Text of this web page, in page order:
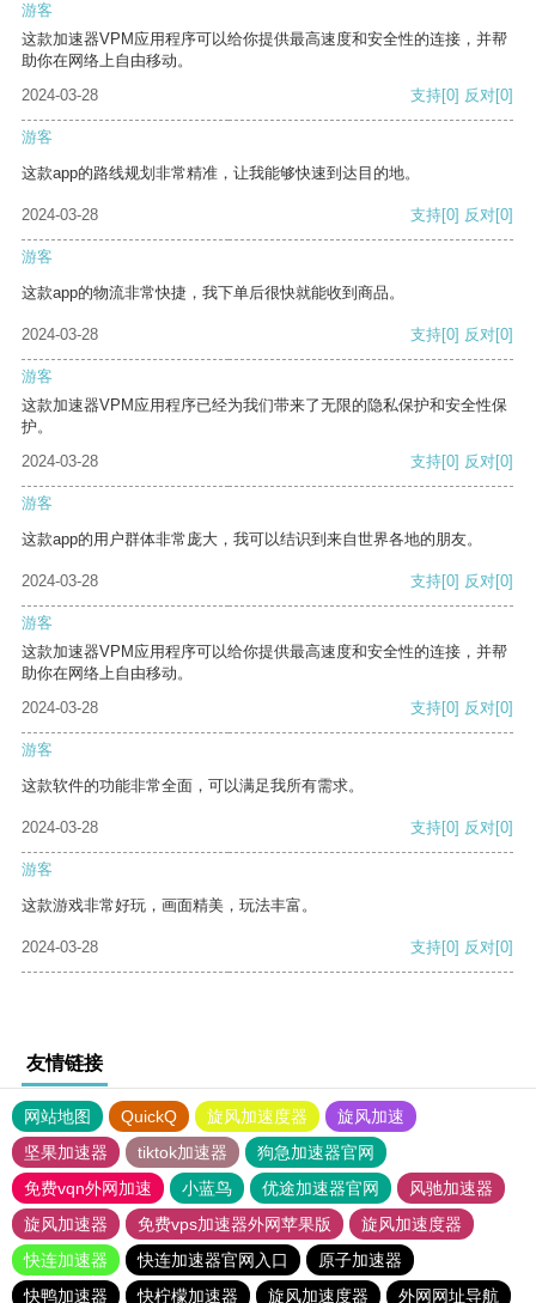
游客
这款加速器VPM应用程序可以给你提供最高速度和安全性的连接，并帮
助你在网络上自由移动。
2024-03-28
支持[0] 反对[0]
游客
这款app的路线规划非常精准，让我能够快速到达目的地。
2024-03-28 支持[0] 反对[0]
游客
这款app的物流非常快捷，我下单后很快就能收到商品。
2024-03-28 支持[0] 反对[0]
游客
这款加速器VPM应用程序已经为我们带来了无限的隐私保护和安全性保
护。
2024-03-28
支持[0] 反对[0]
游客
这款app的用户群体非常庞大，我可以结识到来自世界各地的朋友。
2024-03-28 支持[0] 反对[0]
游客
这款加速器VPM应用程序可以给你提供最高速度和安全性的连接，并帮
助你在网络上自由移动。
2024-03-28
支持[0] 反对[0]
游客
这款软件的功能非常全面，可以满足我所有需求。
2024-03-28 支持[0] 反对[0]
游客
这款游戏非常好玩，画面精美，玩法丰富。
2024-03-28 支持[0] 反对[0]
友情链接
网站地图 QuickQ 旋风加速度器
旋风加速
坚果加速器
tiktok加速器
狗急加速器官网
免费vqn外网加速
小蓝鸟 优途加速器官网
风驰加速器
旋风加速器
免费vps加速器外网苹果版
旋风加速度器
快连加速器
快连加速器官网入口
原子加速器
快鸭加速器
快柠檬加速器 旋风加速度器 外网网址导航